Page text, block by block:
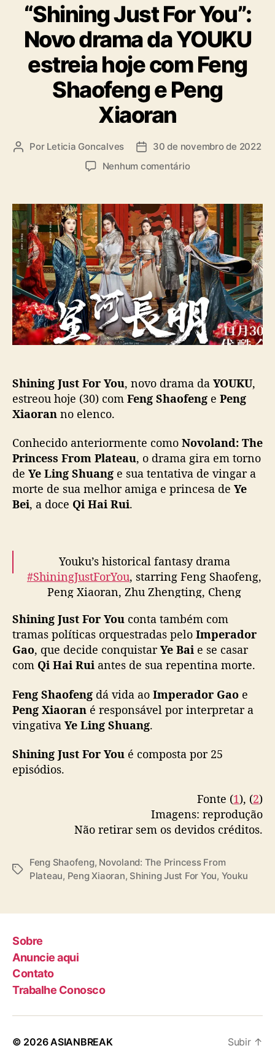
t
e
g
o
r
i
a
s
“Shining Just For You”:
Novo drama da YOUKU
estreia hoje com Feng
Shaofeng e Peng
Xiaoran
A
r
d
o
p
o
s
t
Por Leticia Goncalves
D
d
e
p
u
b
l
i
c
a
ç
ã
30 de novembro de 2022
Nenhum comentárioe
S
h
i
n
i
n
g
J
u
s
t
r
Y
:
N
o
v
m
a
d
a
O
U
K
U
s
t
a
e
c
F
e
g
Shining Just For You, novo drama da YOUKU,
estreou hoje (30) com Feng Shaofeng e Peng
Xiaoran no elenco.
Conhecido anteriormente como Novoland: The
Princess From Plateau, o drama gira em torno
de Ye Ling Shuang e sua tentativa de vingar a
morte de sua melhor amiga e princesa de Ye
Bei, a doce Qi Hai Rui.
Youku’s historical fantasy drama
#ShiningJustForYou, starring Feng Shaofeng,
Peng Xiaoran, Zhu Zhengting, Cheng
ahead of today’s premiere#星河长明
pic.twitter.com/ThMgR5O6tg
— cdrama tweets (@dramapotatoe)
Shining Just For You conta também com
tramas políticas orquestradas pelo Imperador
Gao, que decide conquistarYe Bai e se casar
com Qi Hai Rui antes de sua repentina morte.
Feng Shaofeng dá vida ao Imperador Gao e
Peng Xiaoran é responsável por interpretar a
vingativa Ye Ling Shuang.
Shining Just For You é composta por 25
episódios.
Fonte (1), (2)
Imagens: reprodução
Não retirar sem os devidos créditos.
T
Feng Shaofeng, Novoland: The Princess From
Plateau, Peng Xiaoran, Shining Just For You, Youku
Sobre
Anuncie aqui
Contato
Trabalhe Conosco
© 2026ASIANBREAK Subir ↑